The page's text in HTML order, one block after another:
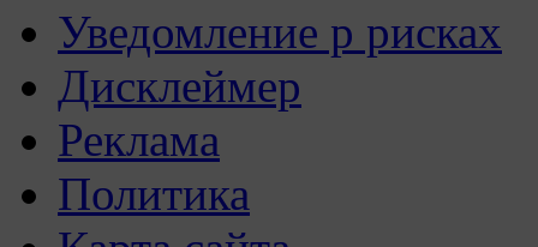
Уведомление р рисках
Дисклеймер
Реклама
Политика